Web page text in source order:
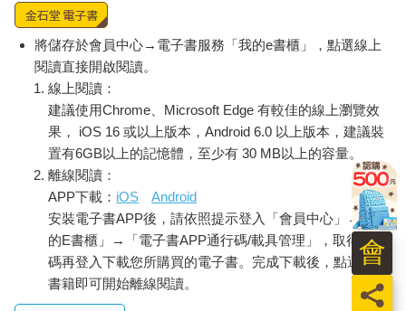
將儲存於會員中心→電子書服務「我的e書櫃」，點選線上
閱讀直接開啟閱讀。
線上閱讀：
建議使用Chrome、Microsoft Edge 有較佳的線上瀏覽效
果， iOS 16 或以上版本，Android 6.0 以上版本，建議裝
置有6GB以上的記憶體，至少有 30 MB以上的容量。
離線閱讀：
APP下載： iOS
Android
安裝電子書APP後，請依照提示登入「會員中心」→「我
的E書櫃」→「電子書APP通行碼/載具管理」，取得通行
碼再登入下載您所購買的電子書。完成下載後，點選任一
書籍即可開始離線閱讀。
員
會